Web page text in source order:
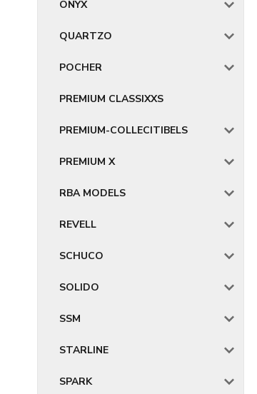
ONYX
QUARTZO
POCHER
PREMIUM CLASSIXXS
PREMIUM-COLLECITIBELS
PREMIUM X
RBA MODELS
REVELL
SCHUCO
SOLIDO
SSM
STARLINE
SPARK